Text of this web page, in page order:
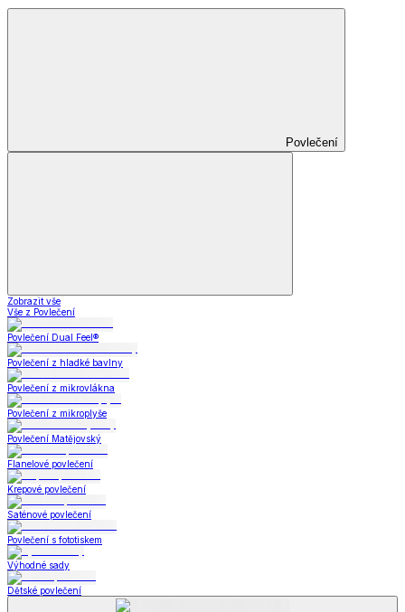
Povlečení
Zobrazit vše
Vše z Povlečení
Povlečení Dual Feel®
Povlečení z hladké bavlny
Povlečení z mikrovlákna
Povlečení z mikroplyše
Povlečení Matějovský
Flanelové povlečení
Krepové povlečení
Saténové povlečení
Povlečení s fototiskem
Výhodné sady
Dětské povlečení